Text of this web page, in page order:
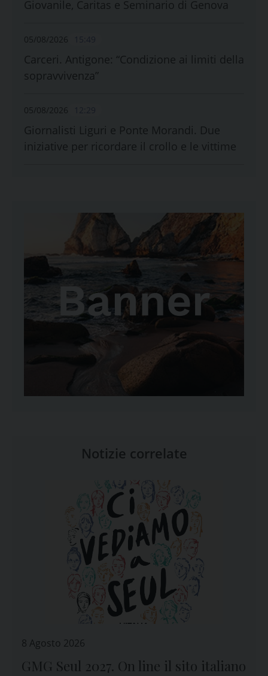
Giovanile, Caritas e Seminario di Genova
05/08/2026
Carceri. Antigone: “Condizione ai limiti della
sopravvivenza”
05/08/2026
Giornalisti Liguri e Ponte Morandi. Due
iniziative per ricordare il crollo e le vittime
Notizie correlate
8 Agosto 2026
GMG Seul 2027. On line il sito italiano